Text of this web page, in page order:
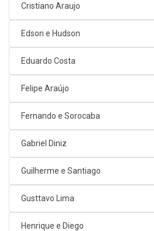
Cristiano Araujo
Edson e Hudson
Eduardo Costa
Felipe Araújo
Fernando e Sorocaba
Gabriel Diniz
Guilherme e Santiago
Gusttavo Lima
Henrique e Diego